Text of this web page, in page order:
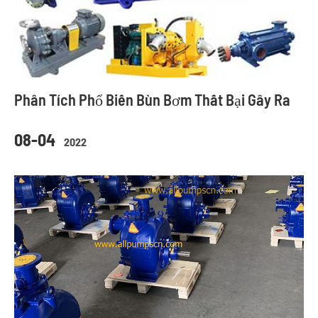
08-04 2022
Phân Tích Phổ Biến Bùn Bơm Thất Bại Gây Ra